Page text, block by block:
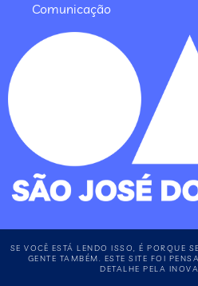
Comunicação
SE VOCÊ ESTÁ LENDO ISSO, É PORQUE
GENTE TAMBÉM. ESTE SITE FOI
DETALHE PELA